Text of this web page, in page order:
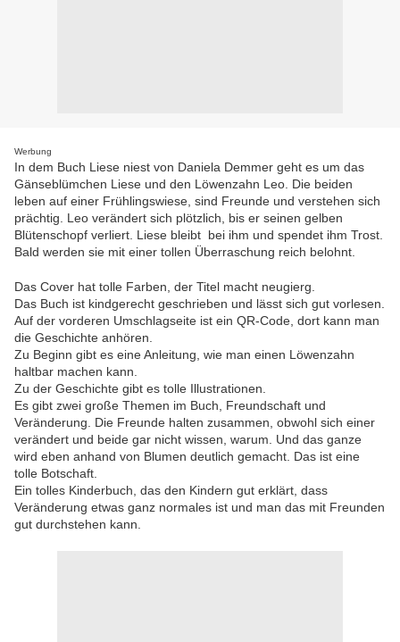
Werbung
In dem Buch Liese niest von Daniela Demmer geht es um das
Gänseblümchen Liese und den Löwenzahn Leo. Die beiden
leben auf einer Frühlingswiese, sind Freunde und verstehen sich
prächtig. Leo verändert sich plötzlich, bis er seinen gelben
Blütenschopf verliert. Liese bleibt bei ihm und spendet ihm Trost.
Bald werden sie mit einer tollen Überraschung reich belohnt.
Das Cover hat tolle Farben, der Titel macht neugierg.
Das Buch ist kindgerecht geschrieben und lässt sich gut vorlesen.
Auf der vorderen Umschlagseite ist ein QR-Code, dort kann man
die Geschichte anhören.
Zu Beginn gibt es eine Anleitung, wie man einen Löwenzahn
haltbar machen kann.
Zu der Geschichte gibt es tolle Illustrationen.
Es gibt zwei große Themen im Buch, Freundschaft und
Veränderung. Die Freunde halten zusammen, obwohl sich einer
verändert und beide gar nicht wissen, warum. Und das ganze
wird eben anhand von Blumen deutlich gemacht. Das ist eine
tolle Botschaft.
Ein tolles Kinderbuch, das den Kindern gut erklärt, dass
Veränderung etwas ganz normales ist und man das mit Freunden
gut durchstehen kann.